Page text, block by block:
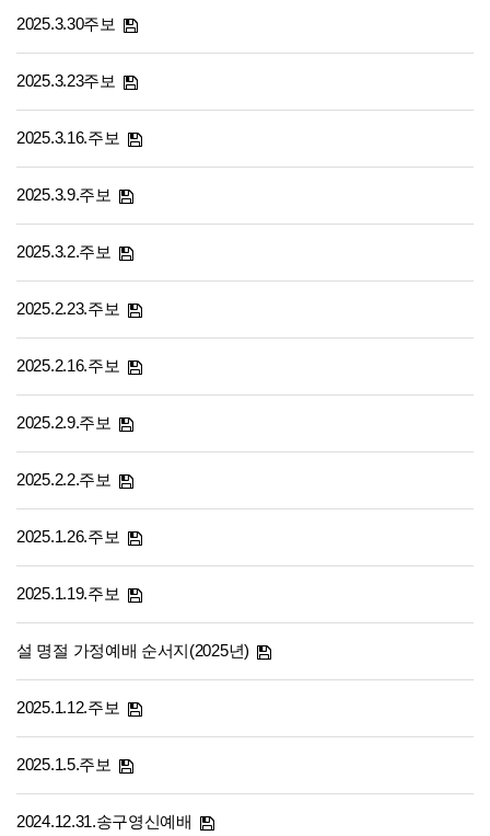
2025.3.30주보
2025.3.23주보
2025.3.16.주보
2025.3.9.주보
2025.3.2.주보
2025.2.23.주보
2025.2.16.주보
2025.2.9.주보
2025.2.2.주보
2025.1.26.주보
2025.1.19.주보
설 명절 가정예배 순서지(2025년)
2025.1.12.주보
2025.1.5.주보
2024.12.31.송구영신예배